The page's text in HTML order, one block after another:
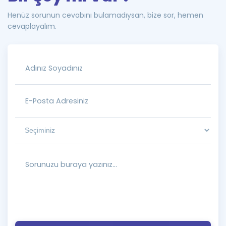
Henüz sorunun cevabını bulamadıysan, bize sor, hemen
cevaplayalım.